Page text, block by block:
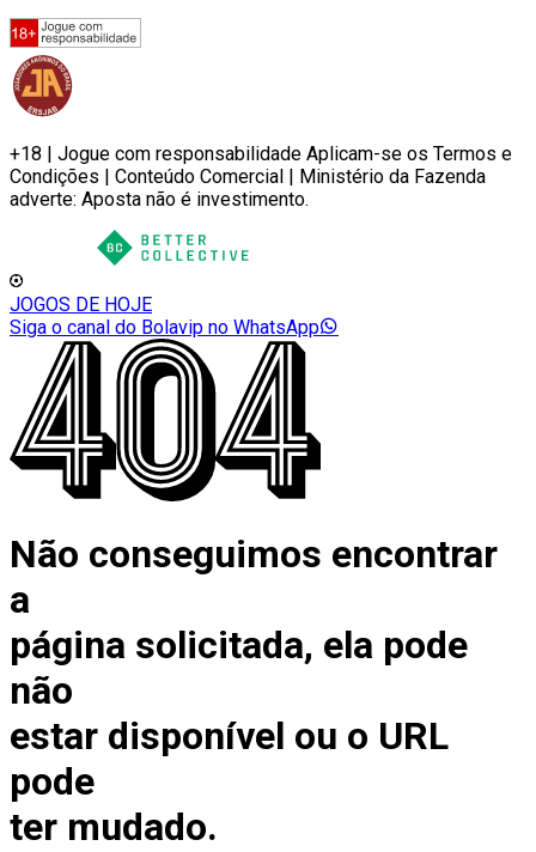
+18 | Jogue com responsabilidade Aplicam-se os Termos e
Condições | Conteúdo Comercial | Ministério da Fazenda
adverte: Aposta não é investimento.
JOGOS DE HOJE
Siga o canal do Bolavip no WhatsApp
Não conseguimos encontrar
a
página solicitada, ela pode
não
estar disponível ou o URL
pode
ter mudado.